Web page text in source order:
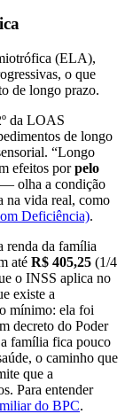
(ELA),
o que
de longo prazo.
da LOAS
de longo
“Longo
efeitos porpelo
— olha a condição
na vida real, como
Deficiência).
renda da família
até R$ 405,25 (1/4
o INSS aplica no
existe a
mínimo: ela foi
decreto do Poder
família fica pouco
o caminho que
que a
Para entender
do BPC.